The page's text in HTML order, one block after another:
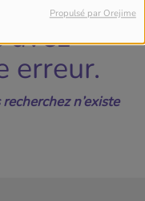
Propulsé par Orejime
avez
erreur.
n’existe